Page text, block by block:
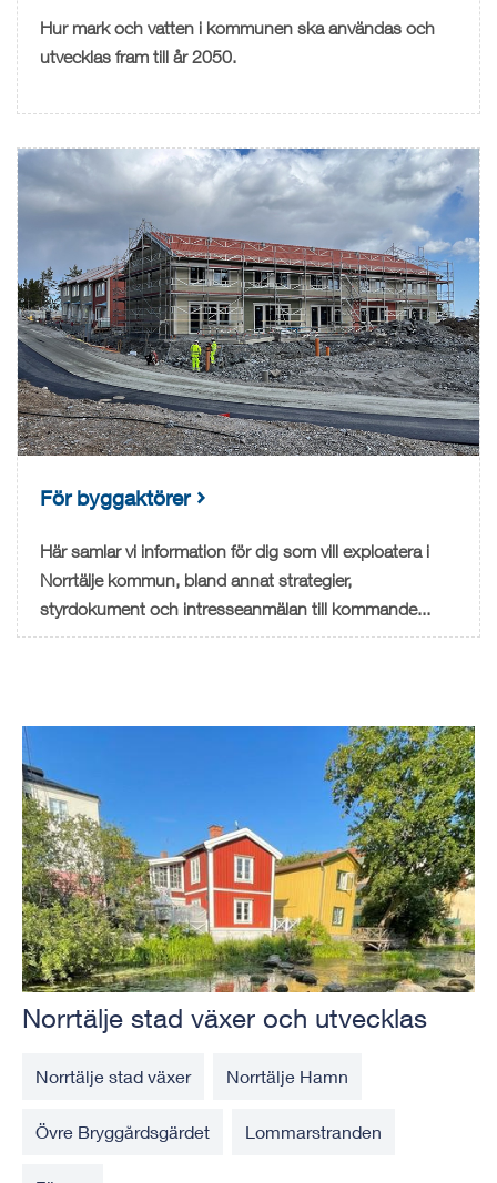
Hur mark och vatten i kommunen ska användas och
utvecklas fram till år 2050.
För byggaktörer
Här samlar vi information för dig som vill exploatera i
Norrtälje kommun, bland annat strategier,
styrdokument och intresseanmälan till kommande...
Norrtälje stad växer och utvecklas
Norrtälje stad växer Norrtälje Hamn
Övre Bryggårdsgärdet Lommarstranden